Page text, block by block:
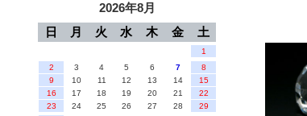
2026年8月
日
月 火 水 木 金 土
1
2
3 4 5 6 7
8
9
10 11 12 13 14
15
16
17 18 19 20 21
22
23
24 25 26 27 28
29